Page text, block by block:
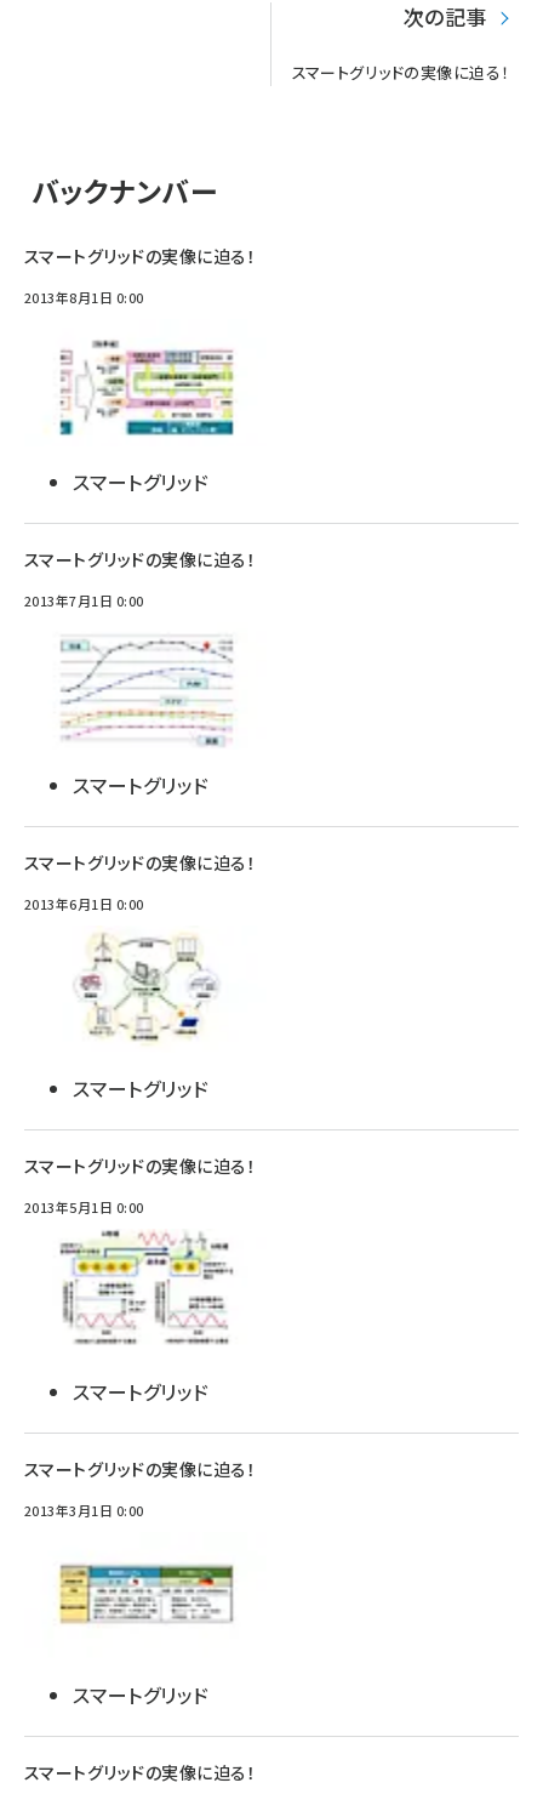
次の記事
スマートグリッドの実像に迫る！
バックナンバー
スマートグリッドの実像に迫る！
2013年8月1日 0:00
スマートグリッド
スマートグリッドの実像に迫る！
2013年7月1日 0:00
スマートグリッド
スマートグリッドの実像に迫る！
2013年6月1日 0:00
スマートグリッド
スマートグリッドの実像に迫る！
2013年5月1日 0:00
スマートグリッド
スマートグリッドの実像に迫る！
2013年3月1日 0:00
スマートグリッド
スマートグリッドの実像に迫る！